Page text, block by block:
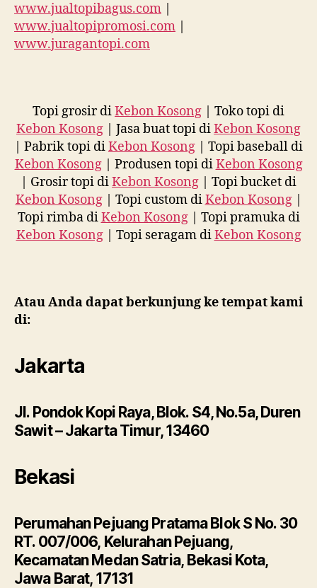
www.jualtopibagus.com
www.jualtopipromosi.com
www.juragantopi.com
Topi grosir diKebon Kosong | Toko topi di
Kebon Kosong | Jasa buat topi diKebon Kosong
| Pabrik topi diKebon Kosong | Topi baseball di
Kebon Kosong| Produsen topi diKebon Kosong
| Grosir topi diKebon Kosong | Topi bucket di
Kebon Kosong| Topi custom diKebon Kosong|
Topi rimba diKebon Kosong| Topi pramuka di
Kebon Kosong| Topi seragam diKebon Kosong
Atau Anda dapat berkunjung ke tempat kami
di:
Jakarta
Jl. Pondok Kopi Raya, Blok. S4, No.5a, Duren
Sawit – Jakarta Timur, 13460
Bekasi
Perumahan Pejuang Pratama Blok S No. 30
RT. 007/006, Kelurahan Pejuang,
Kecamatan Medan Satria, Bekasi Kota,
Jawa Barat, 17131